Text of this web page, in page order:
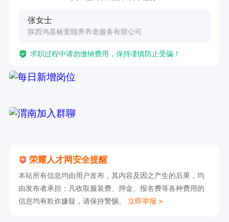
做好长者生活护理、心理关怀等工作；
及时报告、处理，杜绝差错事故发生；
4.负责做好长者居室及相关生活用品的清洁消毒；
6.自觉遵守各项规章制度，按时交接班，认真做好
7.积极参加中心组织的培训和学习。
张女士
陕西鸿基椿萱颐养养老服务有限公司
求职过程中请勿缴纳费用，保持谨慎防止受骗！
荣耀人才网安全提醒
本站所有信息均由用户发布，其内容及因之产生的后果，均
由发布者承担；凡收取服装费、押金、报名费等各种费用的
信息均有欺诈嫌疑，请保持警惕。 立即举报 >